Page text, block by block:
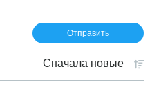
Сначала новые